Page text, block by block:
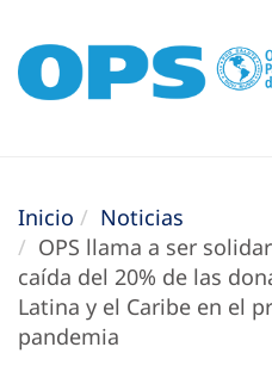
Inicio
Noticias
OPS llama a ser
caída del 20% de las
Latina y el Caribe en el
pandemia